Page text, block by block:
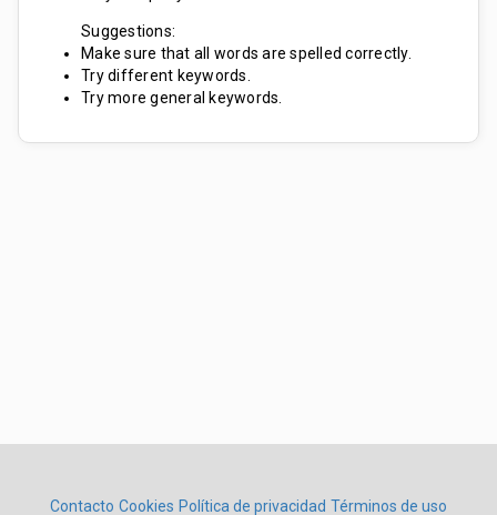
Suggestions:
Make sure that all words are spelled correctly.
Try different keywords.
Try more general keywords.
Contacto Cookies Política de privacidad Términos de uso